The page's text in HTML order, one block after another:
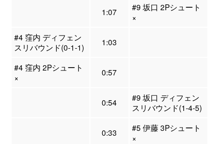
1:07
#9 坂口 2Pシュート
×
#4 窪内 ディフェン
スリバウンド(0-1-1)
1:03
#4 窪内 2Pシュート
×
0:57
0:54
#9 坂口 ディフェン
スリバウンド(1-4-5)
0:33
#5 伊藤 3Pシュート
×